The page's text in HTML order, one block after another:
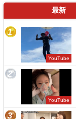
最新
1
YouTube
2
YouTube
3